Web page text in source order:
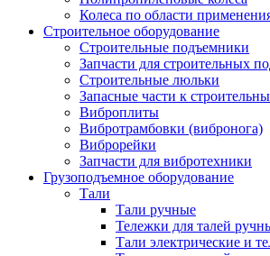
Колеса по области
Строительное оборудование
Строительные подъемники
Запчасти для строительных
Строительные люльки
Запасные части к
Виброплиты
Вибротрамбовки (вибронога)
Виброрейки
Запчасти для вибротехники
Грузоподъемное оборудование
Тали
Тали ручные
Тележки для талей
Тали электрические и